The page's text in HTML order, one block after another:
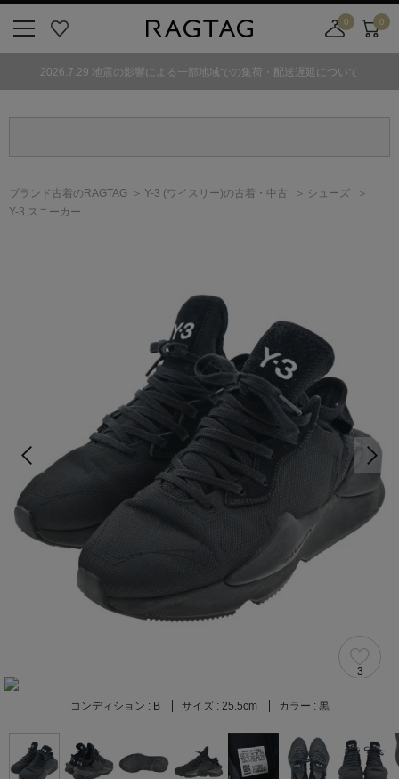
気
0
舗
カ
ト
0
2026.7.29 地震の影響による一部地域での集荷・配送遅延について
ブランド古着のRAGTAG Y-3 (ワイスリー)の古着・中古
シューズ
Y-3 スニーカー
3
コンディション : B サイズ : 25.5cm カラー : 黒